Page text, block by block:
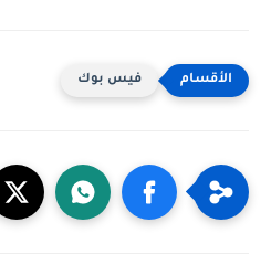
فيس بوك